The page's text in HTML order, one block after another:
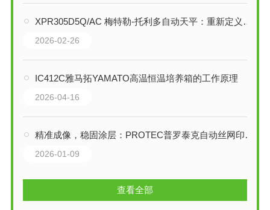
XPR305D5Q/AC 梅特勒-托利多自动天平：重新定义微量粉末与液体加样的精准度
2026-02-26
IC412C雅马拓YAMATO高温恒温培养箱的工作原理
2026-04-16
精准成像，稳固涂层：PROTEC普罗泰克自动丝网印刷制版解决方案技术详解
2026-01-09
查看全部